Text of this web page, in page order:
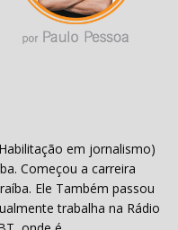
em jornalismo)
Começou a carreira
Ele Também passou
trabalha na Rádio